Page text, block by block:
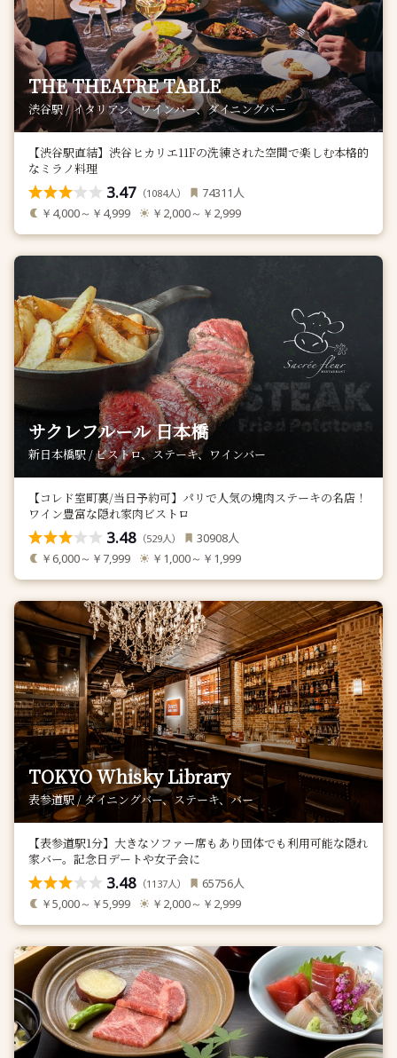
THE THEATRE TABLE
渋谷駅 / イタリアン、ワインバー、ダイニングバー
【渋谷駅直結】渋谷ヒカリエ11Fの洗練された空間で楽しむ本格的
なミラノ料理
3.47 （1084人） 74311 人
￥4,000～￥4,999 ￥2,000～￥2,999
サクレフルール 日本橋
新日本橋駅 / ビストロ、ステーキ、ワインバー
【コレド室町裏/当日予約可】パリで人気の塊肉ステーキの名店！
ワイン豊富な隠れ家肉ビストロ
3.48 （529人） 30908人
￥6,000～￥7,999 ￥1,000～￥1,999
TOKYO Whisky Library
表参道駅 / ダイニングバー、ステーキ、バー
【表参道駅1分】大きなソファー席もあり団体でも利用可能な隠れ
家バー。記念日デートや女子会に
3.48 （1137人） 65756人
￥5,000～￥5,999 ￥2,000～￥2,999